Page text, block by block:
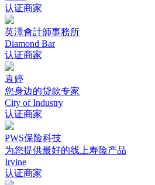
认证商家
英澤會計師事務所
Diamond Bar
认证商家
袁婷
您身边的贷款专家
City of Industry
认证商家
PWS保险科技
为您提供最好的线上寿险产品
Irvine
认证商家